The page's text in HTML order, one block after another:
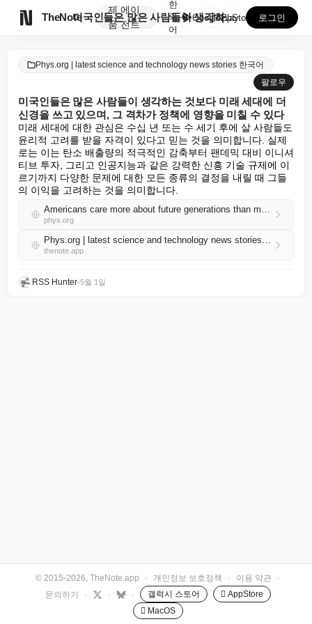
TheNote
제
품
에이
전트
미국인들은 많은 사람들이 생각하는 것보다 미래 세대에 ...
한
국
어
GooglePlay
AppStore 로그인
Phys.org | latest science and technology news stories 한국어
팔로우
미국인들은 많은 사람들이 생각하는 것보다 미래 세대에 더
신경을 쓰고 있으며, 그 격차가 정책에 영향을 미칠 수 있다
미래 세대에 대한 관심은 수십 년 또는 수 세기 후에 살 사람들도
윤리적 고려를 받을 자격이 있다고 믿는 것을 의미합니다. 실제
로는 이는 탄소 배출량의 적극적인 감축부터 팬데믹 대비 이니셔
티브 투자, 그리고 인공지능과 같은 강력한 신흥 기술 규제에 이
르기까지 다양한 문제에 대한 모든 종류의 결정을 내릴 때 그들
의 이익을 고려하는 것을 의미합니다.
Americans care more about future generations than many think—and that gap could matter for policy
phys.org
Phys.org | latest science and technology news stories 한국어 RSS
thenote.app
RSS Hunter•5월 1일
© 2015-2026, TheNote.app · 개인정보 보호정책 · 이용 약관
·
문의하기
· · · 갤럭시 스토어
 AppStore
 MacOS